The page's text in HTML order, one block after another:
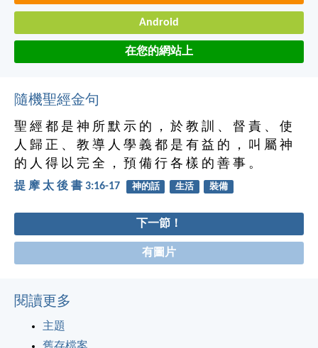
Android
在您的網站上
隨機聖經金句
聖 經 都 是 神 所 默 示 的 ， 於 教 訓 、 督 責 、 使
人 歸 正 、 教 導 人 學 義 都 是 有 益 的 ， 叫 屬 神
的 人 得 以 完 全 ， 預 備 行 各 樣 的 善 事 。
提 摩 太 後 書 3:16-17 神的話 生活 裝備
下一節！
有圖片
閱讀更多
主題